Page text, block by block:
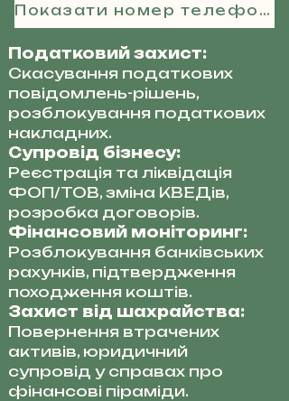
Показати номер телефону
Податковий захист:
Скасування податкових
повідомлень-рішень,
розблокування податкових
накладних.
Супровід бізнесу:
Реєстрація та ліквідація
ФОП/ТОВ, зміна КВЕДів,
розробка договорів.
Фінансовий моніторинг:
Розблокування банківських
рахунків, підтвердження
походження коштів.
Захист від шахрайства:
Повернення втрачених
активів, юридичний
супровід у справах про
фінансові піраміди.